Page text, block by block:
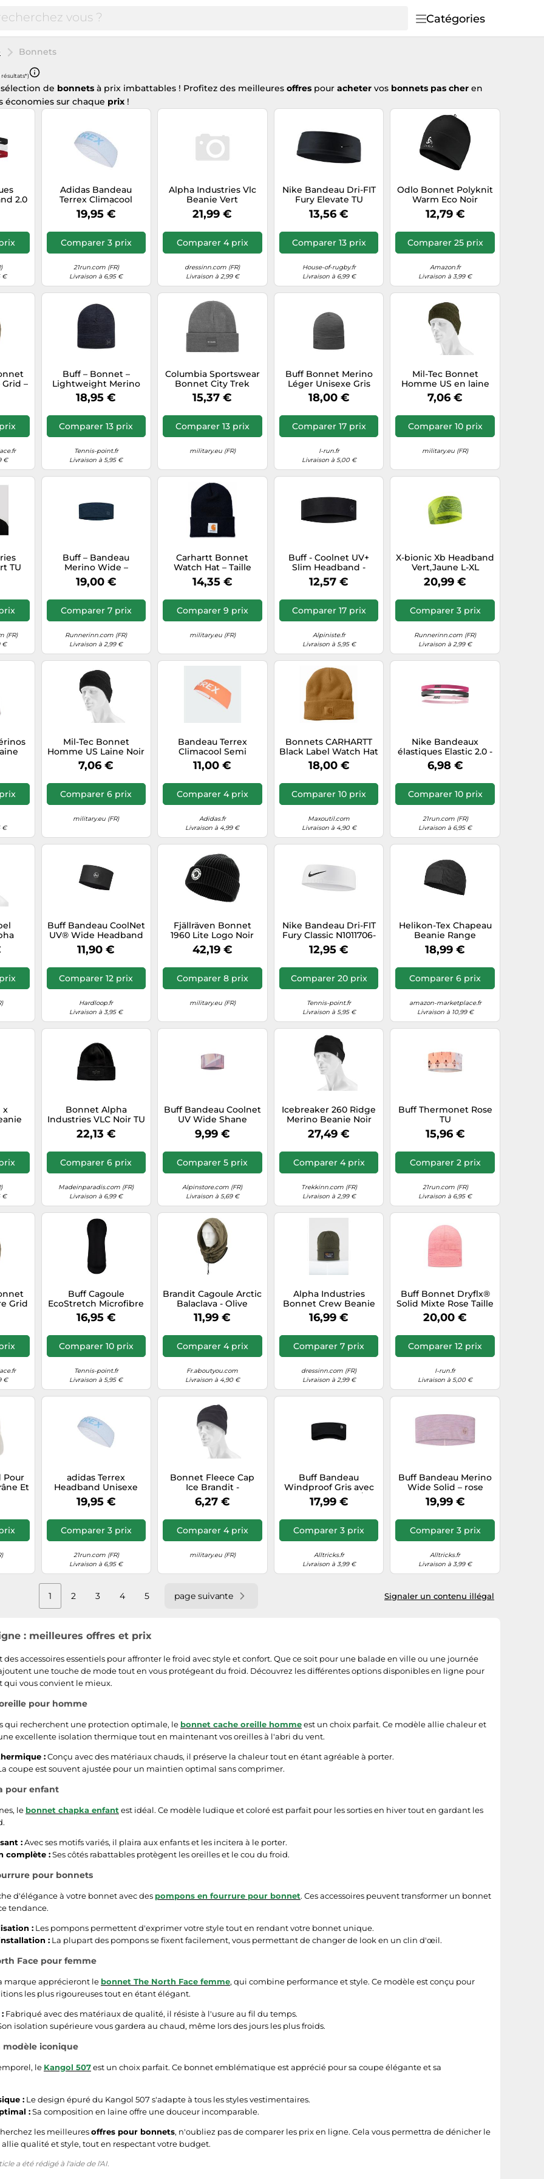
Catégories
Bonnets
résultats*)
de bonnets à prix imbattables ! Profitez des meilleures offres pour acheter vos bonnets pas cher en
économies sur chaque prix !
2.0
TU
€
Adidas Bandeau
Terrex Climacool
Crystal Sky / Semi
Blue Burst M/L
19,95 €
Comparer 3 prix
21run.com (FR)
Livraison à 6,95 €
Alpha Industries Vlc
Beanie Vert
21,99 €
Comparer 4 prix
dressinn.com (FR)
Livraison à 2,99 €
Nike Bandeau Dri-FIT
Fury Elevate TU
13,56 €
Comparer 13 prix
House-of-rugby.fr
Livraison à 6,99 €
Odlo Bonnet Polyknit
Warm Eco Noir
12,79 €
Comparer 25 prix
Amazon.fr
Livraison à 3,99 €
–
€
Buff – Bonnet –
Lightweight Merino
Wool – Solid Night
Blue – Taille unique
18,95 €
Comparer 13 prix
Tennis-point.fr
Livraison à 5,95 €
Columbia Sportswear
Bonnet City Trek
Heavyweight Beanie –
City Grey Heather
15,37 €
Comparer 13 prix
military.eu (FR)
Buff Bonnet Merino
Léger Unisexe Gris
Taille unique
18,00 €
Comparer 17 prix
I-run.fr
Livraison à 5,00 €
Mil-Tec Bonnet
Homme US en laine
Olive Taille unique EU
7,06 €
Comparer 10 prix
military.eu (FR)
TU
(FR)
€
Buff – Bandeau
Merino Wide –
Unisexe – Taille
unique – Bleu nuit
19,00 €
Comparer 7 prix
Runnerinn.com (FR)
Livraison à 2,99 €
Carhartt Bonnet
Watch Hat – Taille
unique – Noir
14,35 €
Comparer 9 prix
military.eu (FR)
Buff - Coolnet UV+
Slim Headband -
Bandeau - One Size -
reflective / solid black
12,57 €
Comparer 17 prix
Alpiniste.fr
Livraison à 5,95 €
X-bionic Xb Headband
Vert,Jaune L-XL
20,99 €
Comparer 3 prix
Runnerinn.com (FR)
Livraison à 2,99 €
–
€
Mil-Tec Bonnet
Homme US Laine Noir
Taille unique EU
7,06 €
Comparer 6 prix
military.eu (FR)
Bandeau Terrex
Climacool Semi
Impact Orange /
White S/M
11,00 €
Comparer 4 prix
Adidas.fr
Livraison à 4,99 €
Bonnets CARHARTT
Black Label Watch Hat
Marron - 101070
18,00 €
Comparer 10 prix
Maxoutil.com
Livraison à 4,90 €
Nike Bandeaux
élastiques Elastic 2.0 -
Pack de 3 - Rose -
Taille unique
6,98 €
Comparer 10 prix
21run.com (FR)
Livraison à 6,95 €
Olive
Buff Bandeau CoolNet
UV® Wide Headband
Noir
11,90 €
Comparer 12 prix
Hardloop.fr
Livraison à 3,95 €
Fjällräven Bonnet
1960 Lite Logo Noir
Taille unique mixte
42,19 €
Comparer 8 prix
military.eu (FR)
Nike Bandeau Dri-FIT
Fury Classic N1011706-
127, unisexe, blanc,
taille unique (UE)
12,95 €
Comparer 20 prix
Tennis-point.fr
Livraison à 5,95 €
Helikon-Tex Chapeau
Beanie Range
Homme Noir Taille
S/M
18,99 €
Comparer 6 prix
amazon-marketplace.fr
Livraison à 10,99 €
x
€
Bonnet Alpha
Industries VLC Noir TU
22,13 €
Comparer 6 prix
Madeinparadis.com (FR)
Livraison à 6,99 €
Buff Bandeau Coolnet
UV Wide Shane
Orchid
9,99 €
Comparer 5 prix
Alpinstore.com (FR)
Livraison à 5,69 €
Icebreaker 260 Ridge
Merino Beanie Noir
27,49 €
Comparer 4 prix
Trekkinn.com (FR)
Livraison à 2,99 €
Buff Thermonet Rose
TU
15,96 €
Comparer 2 prix
21run.com (FR)
Livraison à 6,95 €
Grid
M
€
Buff Cagoule
EcoStretch Microfibre
Noir Taille unique
16,95 €
Comparer 10 prix
Tennis-point.fr
Livraison à 5,95 €
Brandit Cagoule Arctic
Balaclava - Olive
universel
11,99 €
Comparer 4 prix
Fr.aboutyou.com
Livraison à 4,90 €
Alpha Industries
Bonnet Crew Beanie
Homme Vert TU
16,99 €
Comparer 7 prix
dressinn.com (FR)
Livraison à 2,99 €
Buff Bonnet Dryflx®
Solid Mixte Rose Taille
unique (EU)
20,00 €
Comparer 12 prix
I-run.fr
Livraison à 5,00 €
Pour
Et
adidas Terrex
Headband Unisexe
OSFW
19,95 €
Comparer 3 prix
21run.com (FR)
Livraison à 6,95 €
Bonnet Fleece Cap
Ice Brandit -
Anthracite universel
6,27 €
Comparer 4 prix
military.eu (FR)
Buff Bandeau
Windproof Gris avec
logo – Unisexe S/M
17,99 €
Comparer 3 prix
Alltricks.fr
Livraison à 3,99 €
Buff Bandeau Merino
Wide Solid – rose
19,99 €
Comparer 3 prix
Alltricks.fr
Livraison à 3,99 €
Signaler un contenu illégal
1 2 3 4 5 page suivante
: meilleures offres et prix
des accessoires essentiels pour affronter le froid avec style et confort. Que ce soit pour une balade en ville ou une journée
une touche de mode tout en vous protégeant du froid. Découvrez les différentes options disponibles en ligne pour
qui vous convient le mieux.
pour homme
qui recherchent une protection optimale, le bonnet cache oreille hommeest un choix parfait. Ce modèle allie chaleur et
excellente isolation thermique tout en maintenant vos oreilles à l'abri du vent.
:Conçu avec des matériaux chauds, il préserve la chaleur tout en étant agréable à porter.
coupe est souvent ajustée pour un maintien optimal sans comprimer.
pour enfant
le bonnet chapka enfant est idéal. Ce modèle ludique et coloré est parfait pour les sorties en hiver tout en gardant les
:Avec ses motifs variés, il plaira aux enfants et les incitera à le porter.
complète :Ses côtés rabattables protègent les oreilles et le cou du froid.
pour bonnets
d'élégance à votre bonnet avec des pompons en fourrure pour bonnet. Ces accessoires peuvent transformer un bonnet
tendance.
: Les pompons permettent d'exprimer votre style tout en rendant votre bonnet unique.
: La plupart des pompons se fixent facilement, vous permettant de changer de look en un clin d'œil.
Face pour femme
marque apprécieront le bonnet The North Face femme, qui combine performance et style. Ce modèle est conçu pour
les plus rigoureuses tout en étant élégant.
Fabriqué avec des matériaux de qualité, il résiste à l'usure au fil du temps.
isolation supérieure vous gardera au chaud, même lors des jours les plus froids.
modèle iconique
le Kangol 507est un choix parfait. Ce bonnet emblématique est apprécié pour sa coupe élégante et sa
: Le design épuré du Kangol 507 s'adapte à tous les styles vestimentaires.
:Sa composition en laine offre une douceur incomparable.
les meilleuresoffres pour bonnets, n'oubliez pas de comparer les prix en ligne. Cela vous permettra de dénicher le
qualité et style, tout en respectant votre budget.
a été rédigé à l'aide de l'AI.